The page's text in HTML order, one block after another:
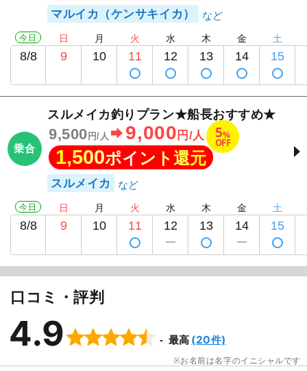
マルイカ（ケンサキイカ）
今日
8/8
日
9
月
10
火
11
水
12
木
13
金
14
土
15
乗合
スルメイカ釣りプラン★船長おすすめ★
9,500 円/人 9,000 円/人 5%
OFF
1,500ポイント還元
スルメイカ
今日
8/8
日
9
月
10
火
11
水
12
木
13
金
14
土
15
口コミ・評判
4.9 最高 (20件)
お名前は名字のイニシャルです